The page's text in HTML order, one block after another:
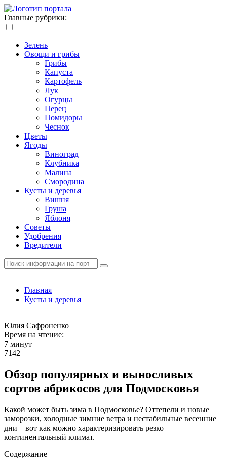
Главные рубрики:
Зелень
Овощи и грибы
Грибы
Капуста
Картофель
Лук
Огурцы
Перец
Помидоры
Чеснок
Цветы
Ягоды
Виноград
Клубника
Малина
Смородина
Кусты и деревья
Вишня
Груша
Яблоня
Советы
Удобрения
Вредители
Главная
Кусты и деревья
Юлия Сафроненко
Время на чтение:
7 минут
7142
Обзор популярных и выносливых
сортов абрикосов для Подмосковья
Какой может быть зима в Подмосковье? Оттепели и новые
заморозки, холодные зимние ветра и нестабильные весенние
дни – вот как можно характеризировать резко
континентальный климат.
Содержание